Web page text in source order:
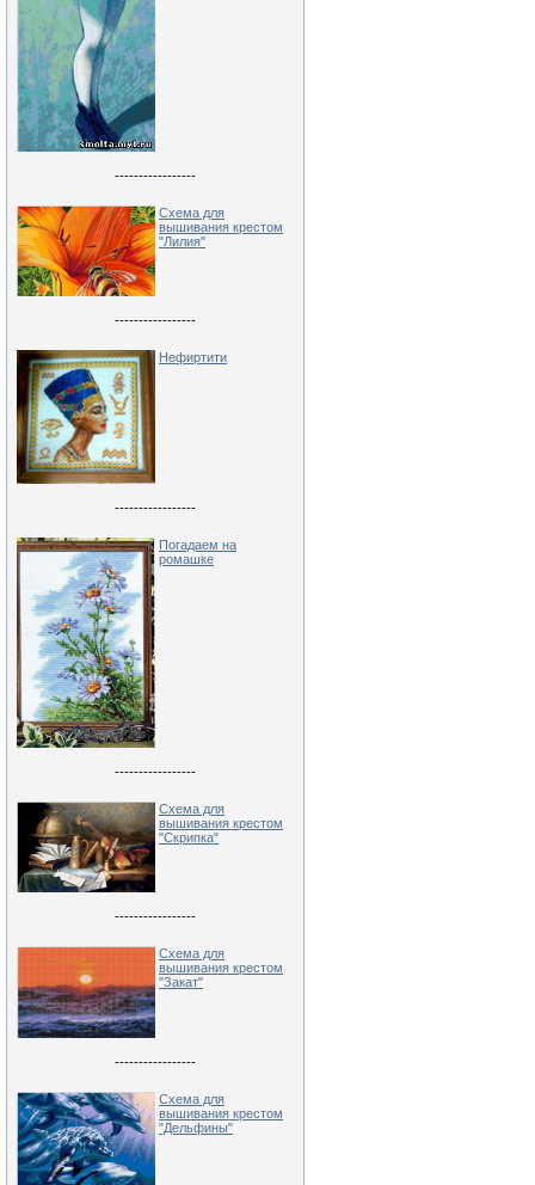
-----------------
Схема для
вышивания крестом
"Лилия"
-----------------
Нефиртити
-----------------
Погадаем на
ромашке
-----------------
Схема для
вышивания крестом
"Скрипка"
-----------------
Схема для
вышивания крестом
"Закат"
-----------------
Схема для
вышивания крестом
"Дельфины"